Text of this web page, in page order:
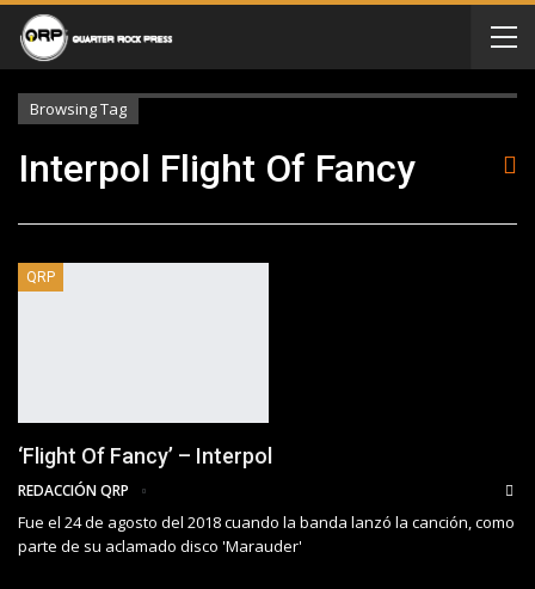
Browsing Tag
Interpol Flight Of Fancy
QRP
‘Flight Of Fancy’ – Interpol
REDACCIÓN QRP
Fue el 24 de agosto del 2018 cuando la banda lanzó la canción, como
parte de su aclamado disco 'Marauder'